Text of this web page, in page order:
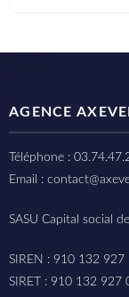
AGENCE
Téléphone :
Email :
SASU Capital social
SIREN : 910 132 927
SIRET : 910 132 927